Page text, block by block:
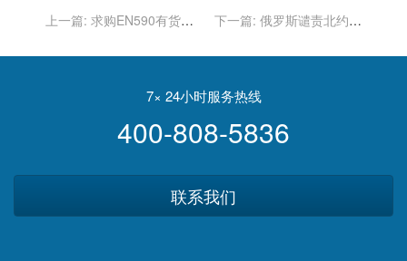
上一篇: 求购EN590有货源
下一篇: 俄罗斯谴责北约逼
其诉求，将加大筹码
7× 24小时服务热线
400-808-5836
联系我们